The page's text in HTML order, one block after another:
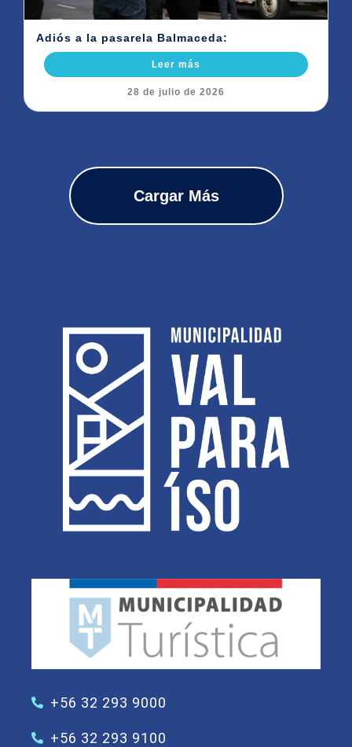
Adiós a la pasarela Balmaceda:
Leer más
28 de julio de 2026
Cargar Más
+56 32 293 9000
+56 32 293 9100